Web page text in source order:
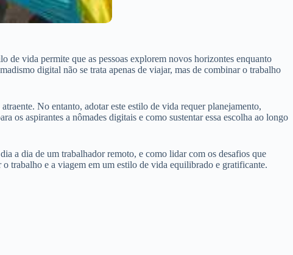
vida permite que as pessoas explorem novos horizontes enquanto
digital não se trata apenas de viajar, mas de combinar o trabalho
No entanto, adotar este estilo de vida requer planejamento,
os aspirantes a nômades digitais e como sustentar essa escolha ao longo
a dia de um trabalhador remoto, e como lidar com os desafios que
trabalho e a viagem em um estilo de vida equilibrado e gratificante.